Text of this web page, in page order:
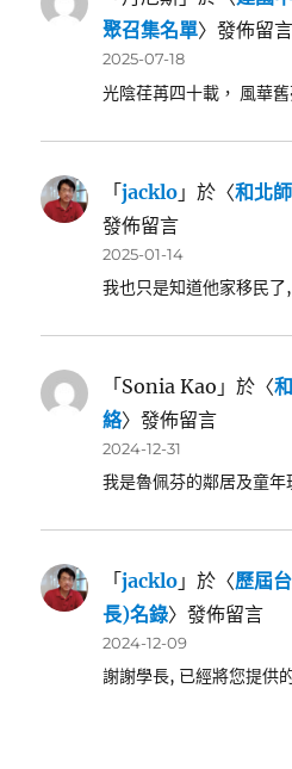
聚召集名單〉發佈留言
2025-07-18
光陰荏苒四十載， 風華
「jacklo 」於〈和北
發佈留言
2025-01-14
我也只是知道他家移民
「Sonia Kao 」於〈
絡〉發佈留言
2024-12-31
我是魯佩芬的鄰居及童
「jacklo 」於〈歷屆
長)名錄〉發佈留言
2024-12-09
謝謝學長, 已經將您提供